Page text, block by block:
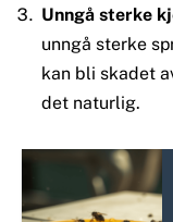
Unngå sterke
unngå sterke
kan bli skadet
det naturlig.